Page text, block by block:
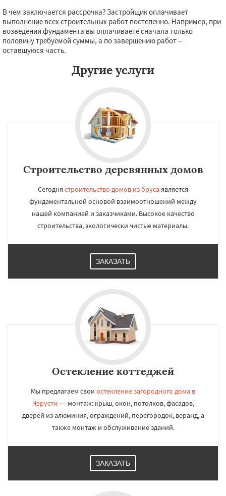
В чем заключается рассрочка? Застройщик оплачивает
выполнение всех строительных работ постепенно. Например, при
возведении фундамента вы оплачиваете сначала только
половину требуемой суммы, а по завершению работ –
оставшуюся часть.
Другие услуги
Строительство деревянных домов
Сегодня строительство домов из бруса является
фундаментальной основой взаимоотношений между
нашей компанией и заказчиками. Высокое качество
строительства, экологически чистые материалы.
ЗАКАЗАТЬ
Остекление коттеджей
Мы предлагаем свои остекление загородного дома в
Черусти — монтаж: крыш, окон, потолков, фасадов,
дверей из алюминия, ограждений, перегородок, веранд, а
также монтаж и обслуживание зданий.
ЗАКАЗАТЬ